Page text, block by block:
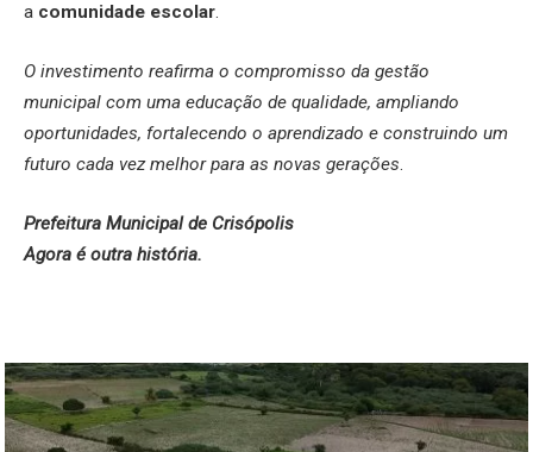
a comunidade escolar.
O investimento reafirma o compromisso da gestão
municipal com uma educação de qualidade, ampliando
oportunidades, fortalecendo o aprendizado e construindo um
futuro cada vez melhor para as novas gerações.
Prefeitura Municipal de Crisópolis
Agora é outra história.